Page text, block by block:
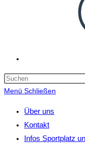
Menü Schließen
Über uns
Kontakt
Infos Sportplatz